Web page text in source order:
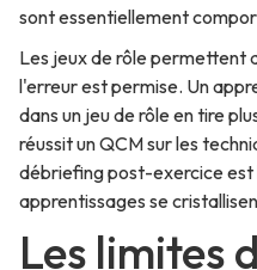
sont essentiellement
Les jeux de rôle permettent
l'erreur est permise. Un
dans un jeu de rôle en tire
réussit un QCM sur les
débriefing post-exercice est
apprentissages se
Les limites